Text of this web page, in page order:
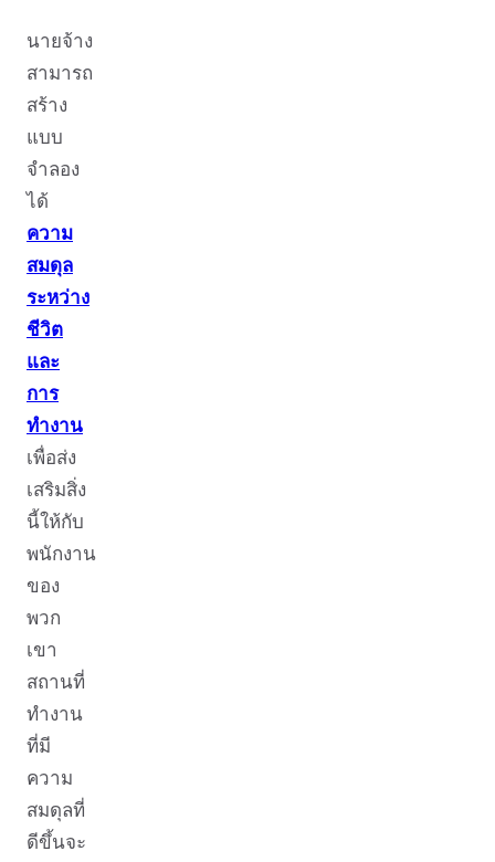
นายจ้าง
สามารถ
สร้าง
แบบ
จำลอง
ได้
ความ
สมดุล
ระหว่าง
ชีวิต
และ
การ
ทำงาน
เพื่อส่ง
เสริมสิ่ง
นี้ให้กับ
พนักงาน
ของ
พวก
เขา
สถานที่
ทำงาน
ที่มี
ความ
สมดุลที่
ดีขึ้นจะ